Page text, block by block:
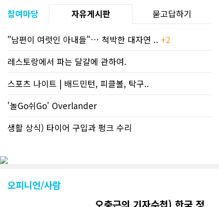
참여마당 자유게시판 묻고답하기
"남편이 여럿인 아내들"… 척박한 대자연 .. +2
레스토랑에서 파는 달걀에 관하여.
스포츠 나이트 | 배드민턴, 피클볼, 탁구..
'놀Go쉬Go' Overlander
생활 상식) 타이어 구입과 펑크 수리
오피니언/사람